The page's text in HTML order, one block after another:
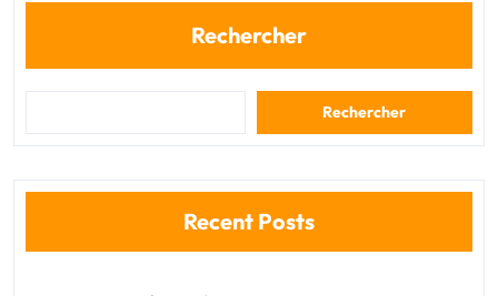
Rechercher
Rechercher
Recent Posts